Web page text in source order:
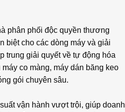
phân phối độc quyền thương
biệt cho các dòng máy và giải
trung giải quyết về tự động hóa
co màng, máy dán băng keo
gói chuyên sâu.
vận hành vượt trội, giúp doanh